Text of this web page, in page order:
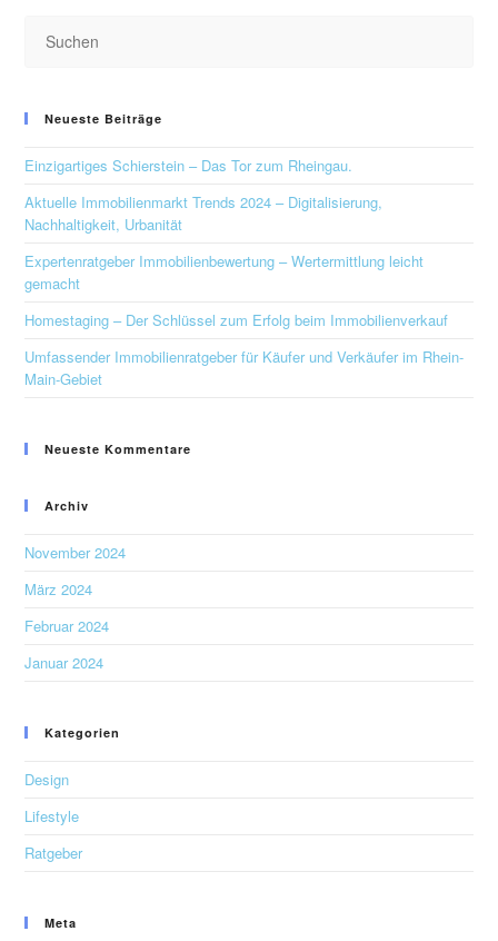
Neueste Beiträge
Einzigartiges Schierstein – Das Tor zum Rheingau.
Aktuelle Immobilienmarkt Trends 2024 – Digitalisierung,
Nachhaltigkeit, Urbanität
Expertenratgeber Immobilienbewertung – Wertermittlung leicht
gemacht
Homestaging – Der Schlüssel zum Erfolg beim Immobilienverkauf
Umfassender Immobilienratgeber für Käufer und Verkäufer im Rhein-
Main-Gebiet
Neueste Kommentare
Archiv
November 2024
März 2024
Februar 2024
Januar 2024
Kategorien
Design
Lifestyle
Ratgeber
Meta